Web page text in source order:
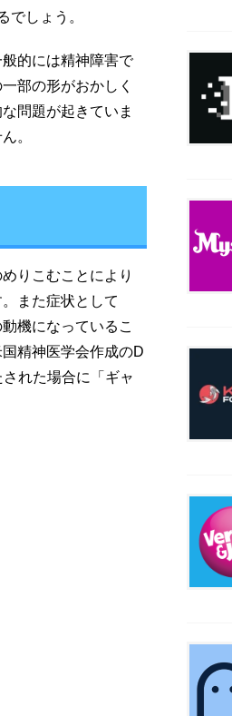
でしょう。
的には精神障害で
部の形がおかしく
問題が起きていま
。
りこむことにより
また症状として
機になっているこ
精神医学会作成のD
れた場合に「ギャ